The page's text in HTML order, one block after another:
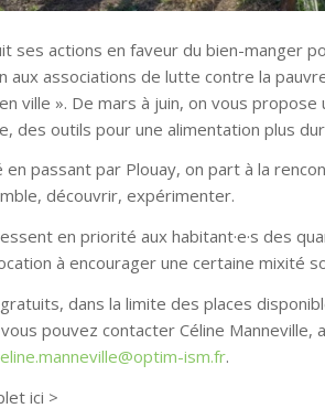
ses actions en faveur du bien-manger
aux associations de lutte contre la
ville ». De mars à juin, on vous
des outils pour une alimentation plus
en passant par Plouay, on part à la
découvrir, expérimenter.
en priorité aux habitant·e·s des
à encourager une certaine mixité
dans la limite des places
pouvez contacter Céline
ism.fr.
ici >